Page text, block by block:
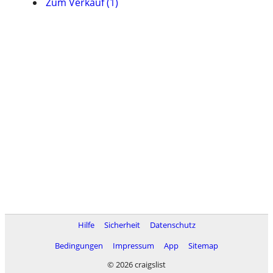
Hilfe Sicherheit
Datenschutz
Bedingungen
Impressum App
Sitemap
© 2026 craigslist